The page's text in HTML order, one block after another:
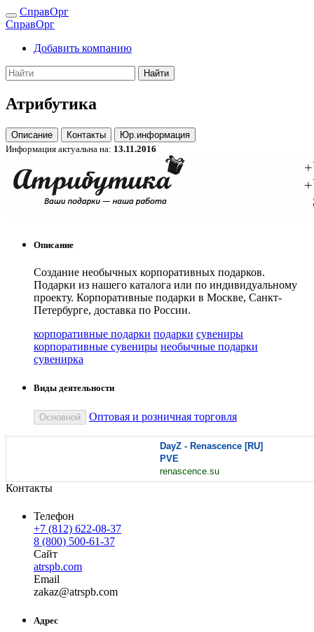
СправОрг
СправОрг
Добавить компанию
Найти
Атрибутика
Описание Контакты
Юр.информация
Информация актуальна на: 13.11.2016
Описание
Создание необычных корпоративных подарков.
Подарки из нашего каталога или по индивидуальному
проекту. Корпоративные подарки в Москве, Санкт-
Петербурге, доставка по России.
корпоративные подарки подарки сувениры
корпоративные сувениры необычные подарки
сувенирка
Виды деятельности
Основной Оптовая и розничная торговля
DayZ - Renascence [RU]
PVE
renascence.su
Контакты
Телефон
+7 (812) 622-08-37
8 (800) 500-61-37
Сайт
atrspb.com
Email
zakaz@atrspb.com
Адрес